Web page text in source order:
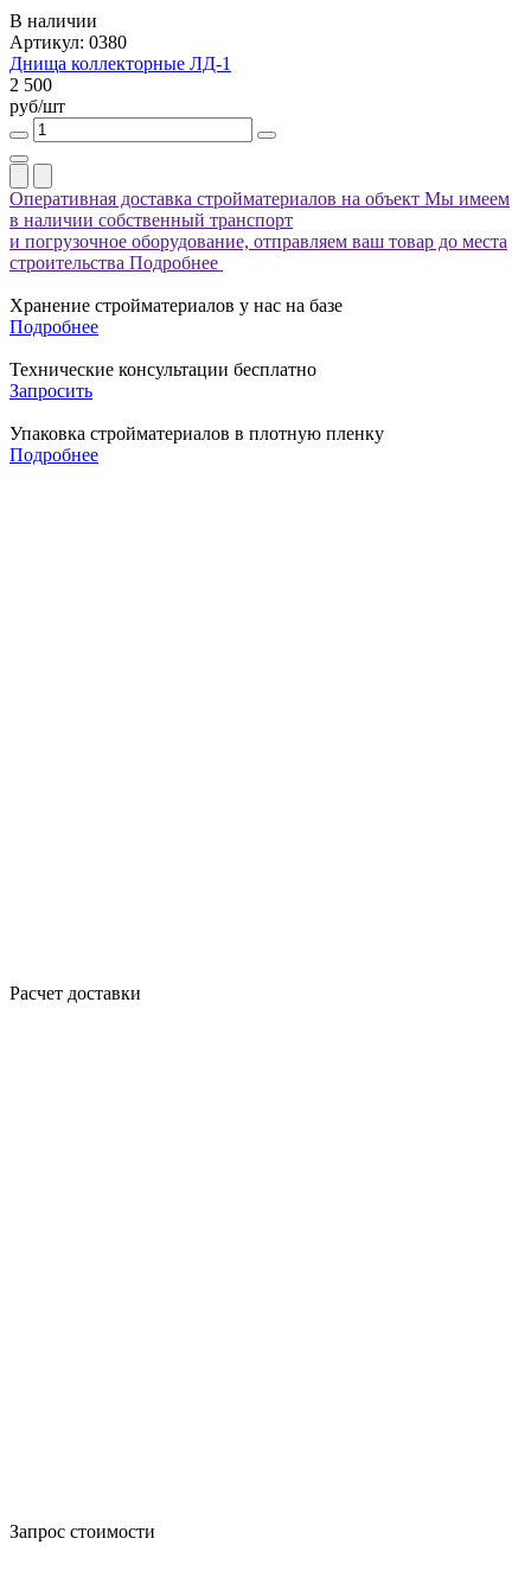
В наличии
Артикул: 0380
Днища коллекторные ЛД-1
2 500
руб/шт
Оперативная доставка стройматериалов на объект Мы имеем
в наличии собственный транспорт
и погрузочное оборудование, отправляем ваш товар до места
строительства Подробнее
Хранение стройматериалов у нас на базе
Подробнее
Технические консультации бесплатно
Запросить
Упаковка стройматериалов в плотную пленку
Подробнее
Расчет доставки
Запрос стоимости